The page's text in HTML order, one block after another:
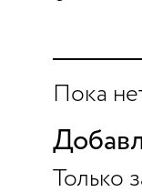
Пока
Только